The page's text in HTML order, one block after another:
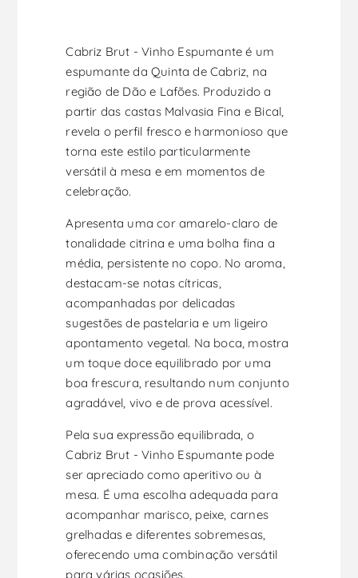
Cabriz Brut - Vinho Espumante é um
espumante da Quinta de Cabriz, na
região de Dão e Lafões. Produzido a
partir das castas Malvasia Fina e Bical,
revela o perfil fresco e harmonioso que
torna este estilo particularmente
versátil à mesa e em momentos de
celebração.
Apresenta uma cor amarelo-claro de
tonalidade citrina e uma bolha fina a
média, persistente no copo. No aroma,
destacam-se notas cítricas,
acompanhadas por delicadas
sugestões de pastelaria e um ligeiro
apontamento vegetal. Na boca, mostra
um toque doce equilibrado por uma
boa frescura, resultando num conjunto
agradável, vivo e de prova acessível.
Pela sua expressão equilibrada, o
Cabriz Brut - Vinho Espumante pode
ser apreciado como aperitivo ou à
mesa. É uma escolha adequada para
acompanhar marisco, peixe, carnes
grelhadas e diferentes sobremesas,
oferecendo uma combinação versátil
para várias ocasiões.